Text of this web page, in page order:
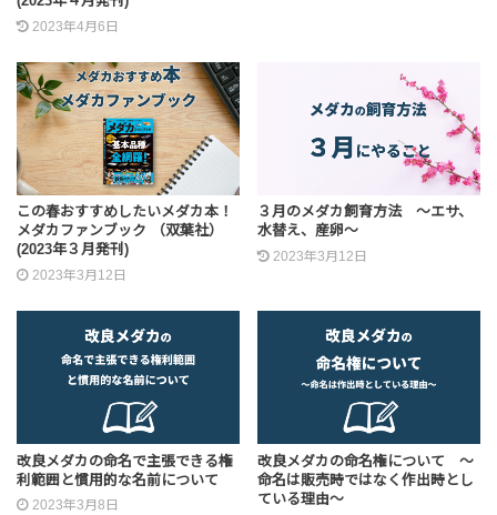
2023年4月6日
この春おすすめしたいメダカ本！
メダカファンブック （双葉社）
(2023年３月発刊)
2023年3月12日
３月のメダカ飼育方法 ～エサ、
水替え、産卵～
2023年3月12日
改良メダカの命名で主張できる権
利範囲と慣用的な名前について
2023年3月8日
改良メダカの命名権について ～
命名は販売時ではなく作出時とし
ている理由～